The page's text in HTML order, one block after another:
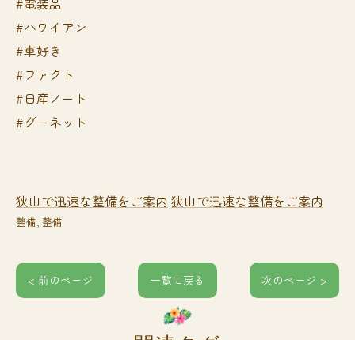
#ハワイアン
#車好き
#ファクト
#日産ノート
#グーネット
狭山で迅速な整備をご案内 狭山で迅速な整備をご案内
整備 整備
< 前のページ 一覧に戻る 次のページ >